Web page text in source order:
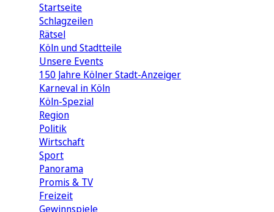
Startseite
Schlagzeilen
Rätsel
Köln und Stadtteile
Unsere Events
150 Jahre Kölner Stadt-Anzeiger
Karneval in Köln
Köln-Spezial
Region
Politik
Wirtschaft
Sport
Panorama
Promis & TV
Freizeit
Gewinnspiele